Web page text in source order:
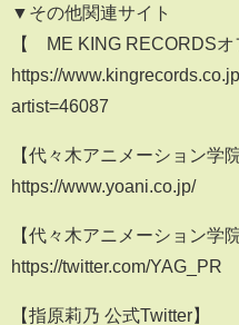
▼その他関連サイト
【≠ME KING RECORDSオ
https://
artist=46087
【代々木アニメーション学院
https://www.yoani.co.jp/
【代々木アニメーション学
https://twitter.com/YAG_PR
【指原莉乃 公式Twitter】